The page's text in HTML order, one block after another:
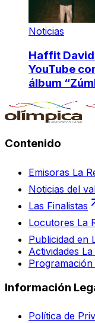
Noticias
Haffit
YouTube
álbum
Contenido
Emisoras La
Noticias del
Las Finalistas
Locutores La
Publicidad en
Actividades La
Programación
Información
Política de